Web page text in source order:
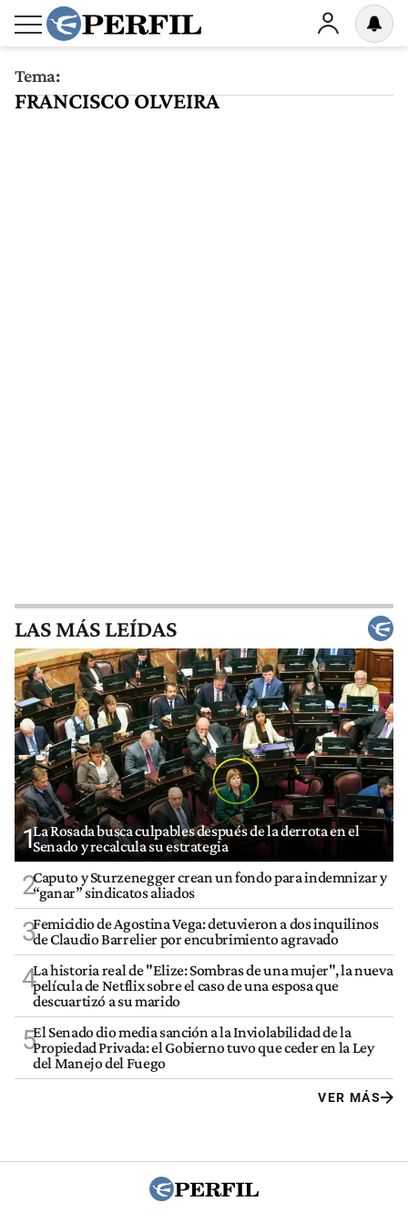
Tema:
FRANCISCO OLVEIRA
LAS MÁS LEÍDAS
1La Rosada busca culpables después de la derrota en el
Senado y recalcula su estrategia
2Caputo y Sturzenegger crean un fondo para indemnizar y
“ganar” sindicatos aliados
3Femicidio de Agostina Vega: detuvieron a dos inquilinos
de Claudio Barrelier por encubrimiento agravado
4La historia real de "Elize: Sombras de una mujer", la nueva
película de Netflix sobre el caso de una esposa que
descuartizó a su marido
5El Senado dio media sanción a la Inviolabilidad de la
Propiedad Privada: el Gobierno tuvo que ceder en la Ley
del Manejo del Fuego
VER MÁS